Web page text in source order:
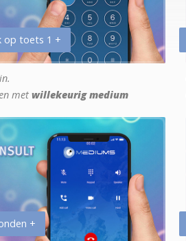
op toets 1 +
met willekeurig medium
+